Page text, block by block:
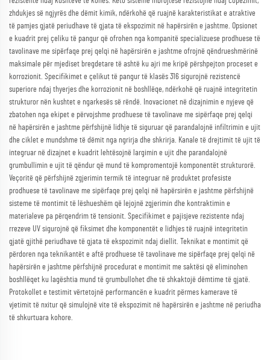
zhdukjes së ngjyrës dhe dëmit kimik, ndërkohë që ruajnë karakteristikat e atraktive
të pamjes gjatë periudhave të gjata të ekspozimit në hapërsirën e jashtme. Opsionet
e kuadrit prej çeliku të pangur që ofrohen nga kompanitë specializuese prodhuese të
tavolinave me sipërfaqe prej qelqi në hapërsirën e jashtme ofrojnë qëndrueshmërinë
maksimale për mjediset bregdetare të ashtë ku ajri me kripë përshpejton proceset e
korrozionit. Specifikimet e çelikut të pangur të klasës 316 sigurojnë rezistencë
superiore ndaj thyerjes dhe korrozionit në boshllëqe, ndërkohë që ruajnë integritetin
strukturor nën kushtet e ngarkesës së rëndë. Inovacionet në dizajnimin e nyjeve që
zbatohen nga ekipet e përvojshme prodhuese të tavolinave me sipërfaqe prej qelqi
në hapërsirën e jashtme përfshijnë lidhje të siguruar që parandalojnë infiltrimin e ujit
dhe ciklet e mundshme të dëmit nga ngrirja dhe shkrirja. Kanale të drejtimit të ujit të
integruar në dizajnet e kuadrit lehtësojnë largimin e ujit dhe parandalojnë
grumbullimin e ujit të qëndur që mund të kompromentojë komponentët strukturorë.
Veçoritë që përfshijnë zgjerimin termik të integruar në produktet profesiste
prodhuese të tavolinave me sipërfaqe prej qelqi në hapërsirën e jashtme përfshijnë
sisteme të montimit të lëshueshëm që lejojnë zgjerimin dhe kontraktimin e
materialeve pa përqendrim të tensionit. Specifikimet e pajisjeve rezistente ndaj
rrezeve UV sigurojnë që fiksimet dhe komponentët e lidhjes të ruajnë integritetin
gjatë gjithë periudhave të gjata të ekspozimit ndaj diellit. Teknikat e montimit që
përdoren nga teknikantët e aftë prodhuese të tavolinave me sipërfaqe prej qelqi në
hapërsirën e jashtme përfshijnë procedurat e montimit me saktësi që eliminohen
boshllëqet ku lagështia mund të grumbullohet dhe të shkaktojë dëmtime të gjatë.
Protokollet e testimit vërtetojnë performancën e kuadrit përmes kamerave të
vjetimit të nxitur që simulojnë vite të ekspozimit në hapërsirën e jashtme në periudha
të shkurtuara kohore.